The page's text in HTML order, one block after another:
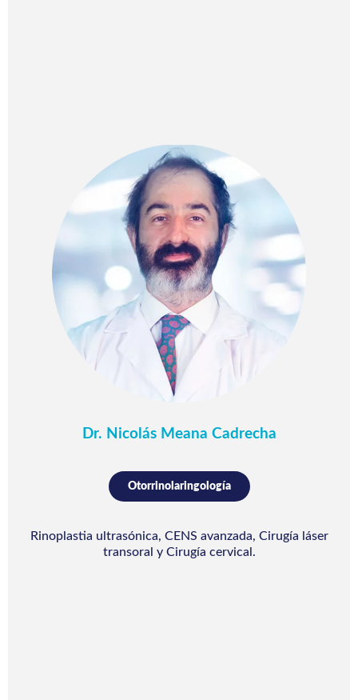
Dr. Nicolás Meana Cadrecha
Otorrinolaringología
Rinoplastia ultrasónica, CENS avanzada, Cirugía láser
transoral y Cirugía cervical.